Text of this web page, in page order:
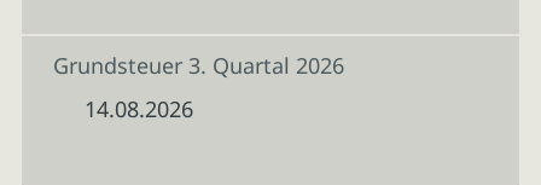
Grundsteuer 3. Quartal 2026
14.08.2026